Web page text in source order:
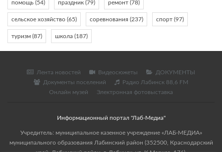
помощь (54) праздник (79) ремонт (78)
сельское хозяйство (65) соревнования (237) спорт (97)
туризм (87) школа (187)
Лента новостей Видеосюжеты
ДОКУМЕНТЫ
Документы поселений
Радио Лабинск 88,6 FM
Онлайн музей
Электронная фотовыставка
Информационный портал "Лаб-Медиа"
Учредитель: муниципальное казенное учреждение «ЛАБ-МЕДИА»
муниципального образования Лабинский район (352500, Краснодарский